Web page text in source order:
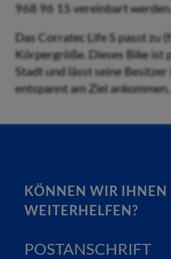
968 96 15 vereinbart werden.
Das Corratec Life S passt zu
Körpergröße. Dieses Bike ist
Stadt und lässt seine Besitzer
entspannt am Ziel ankommen.
KÖNNEN WIR IHNEN
WEITERHELFEN?
POSTANSCHRIFT